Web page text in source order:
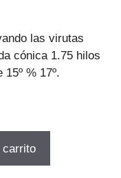
las virutas
cónica 1.75 hilos
% 17º.
carrito